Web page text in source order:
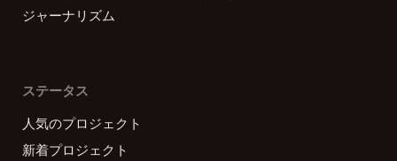
ジャーナリズム
ステータス
人気のプロジェクト
新着プロジェクト